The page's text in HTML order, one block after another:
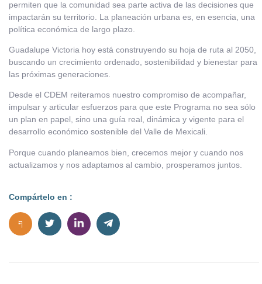
permiten que la comunidad sea parte activa de las decisiones que
impactarán su territorio. La planeación urbana es, en esencia, una
política económica de largo plazo.
Guadalupe Victoria hoy está construyendo su hoja de ruta al 2050,
buscando un crecimiento ordenado, sostenibilidad y bienestar para
las próximas generaciones.
Desde el CDEM reiteramos nuestro compromiso de acompañar,
impulsar y articular esfuerzos para que este Programa no sea sólo
un plan en papel, sino una guía real, dinámica y vigente para el
desarrollo económico sostenible del Valle de Mexicali.
Porque cuando planeamos bien, crecemos mejor y cuando nos
actualizamos y nos adaptamos al cambio, prosperamos juntos.
Compártelo en :